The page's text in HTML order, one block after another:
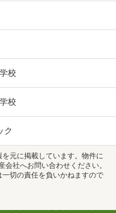
校
校
ク
を元に掲載しています。物件に
社へお問い合わせください。
切の責任を負いかねますので